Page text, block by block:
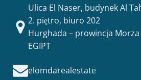
Ulica El Naser, budynek Al
2. piętro, biuro 202
Hurghada – prowincja
EGIPT
elomdarealestate